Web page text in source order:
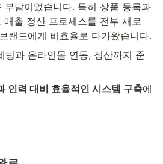
담이었습니다. 특히 상품 등록과
매출 정산 프로세스를 전부 새로
랜드에게 비효율로 다가왔습니다.
팅과 온라인몰 연동, 정산까지 준
인력 대비 효율적인 시스템 구축에